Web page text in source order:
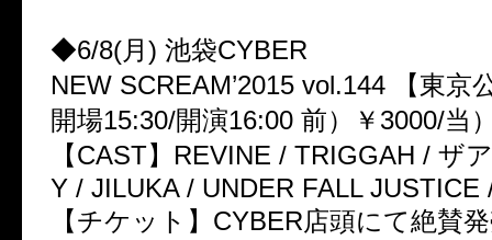
◆6/8(月) 池袋CYBER
NEW SCREAM’2015 vol.144 【東京
開場15:30/開演16:00 前）￥3000/当
【CAST】REVINE / TRIGGAH / ザ
Y / JILUKA / UNDER FALL JUSTICE
【チケット】CYBER店頭にて絶賛